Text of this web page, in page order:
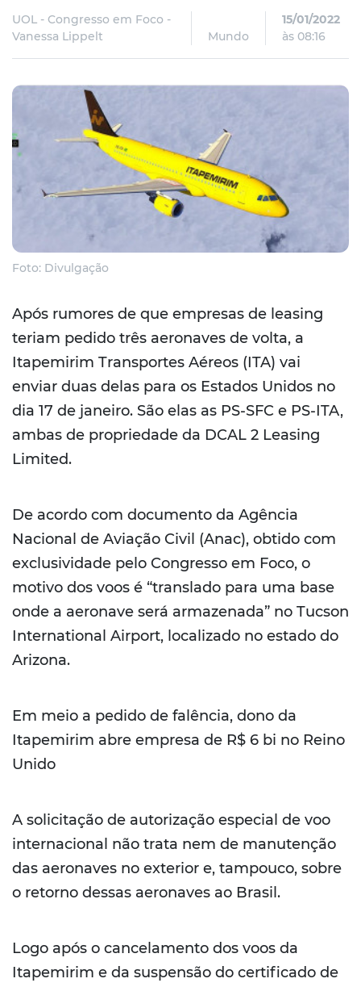
UOL - Congresso em Foco -
Vanessa Lippelt
Mundo
15/01/2022
às 08:16
Foto: Divulgação
Após rumores de que empresas de leasing
teriam pedido três aeronaves de volta, a
Itapemirim Transportes Aéreos (ITA) vai
enviar duas delas para os Estados Unidos no
dia 17 de janeiro. São elas as PS-SFC e PS-ITA,
ambas de propriedade da DCAL 2 Leasing
Limited.
De acordo com documento da Agência
Nacional de Aviação Civil (Anac), obtido com
exclusividade pelo Congresso em Foco, o
motivo dos voos é “translado para uma base
onde a aeronave será armazenada” no Tucson
International Airport, localizado no estado do
Arizona.
Em meio a pedido de falência, dono da
Itapemirim abre empresa de R$ 6 bi no Reino
Unido
A solicitação de autorização especial de voo
internacional não trata nem de manutenção
das aeronaves no exterior e, tampouco, sobre
o retorno dessas aeronaves ao Brasil.
Logo após o cancelamento dos voos da
Itapemirim e da suspensão do certificado de